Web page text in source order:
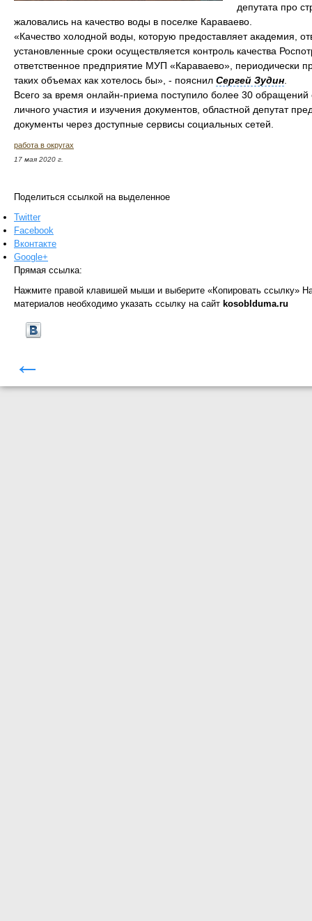
депутата про
жаловались на качество воды в поселке Караваево.
«Качество холодной воды, которую предоставляет академия,
установленные сроки осуществляется контроль качества
ответственное предприятие МУП «Караваево», периодически
таких объемах как хотелось бы», - пояснил Сергей Зудин
Всего за время онлайн-приема поступило более 30
личного участия и изучения документов, областной депутат
документы через доступные сервисы социальных сетей.
работа в округах
17 мая 2020 г.
Поделиться ссылкой на выделенное
Twitter
Facebook
Вконтакте
Google+
Прямая ссылка:
Нажмите правой клавишей мыши и выберите «Копировать ссылку»
материалов необходимо указать ссылку на сайт kosoblduma.ru
←